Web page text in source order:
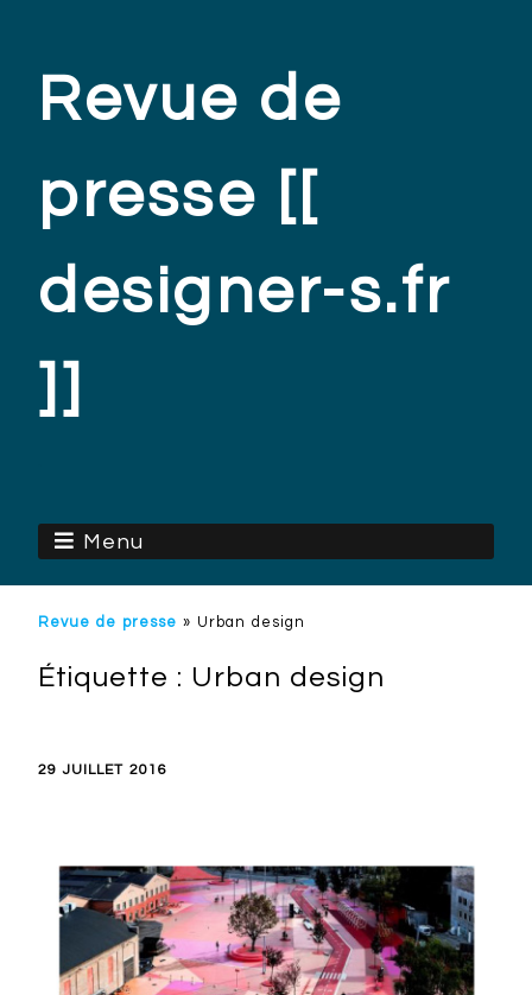
Revue de
presse [[
designer-s.fr
]]
Menu
Revue de presse » Urban design
Étiquette : Urban design
29 JUILLET 2016